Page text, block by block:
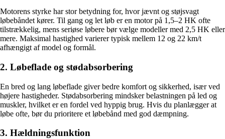
Motorens styrke har stor betydning for, hvor jævnt og støjsvagt
løbebåndet kører. Til gang og let løb er en motor på 1,5–2 HK ofte
tilstrækkelig, mens seriøse løbere bør vælge modeller med 2,5 HK eller
mere. Maksimal hastighed varierer typisk mellem 12 og 22 km/t
afhængigt af model og formål.
2. Løbeflade og stødabsorbering
En bred og lang løbeflade giver bedre komfort og sikkerhed, især ved
højere hastigheder. Stødabsorbering mindsker belastningen på led og
muskler, hvilket er en fordel ved hyppig brug. Hvis du planlægger at
løbe ofte, bør du prioritere et løbebånd med god dæmpning.
3. Hældningsfunktion